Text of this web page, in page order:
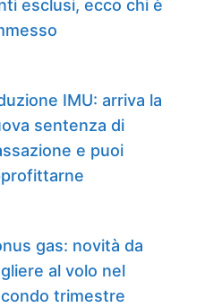
esclusi, ecco chi è
IMU: arriva la
sentenza di
e puoi
gas: novità da
al volo nel
trimestre